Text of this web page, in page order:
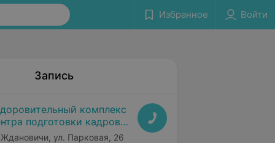
Избранное Войти
Запись
комплекс
подготовки кадров
Ждановичи, ул. Парковая, 26